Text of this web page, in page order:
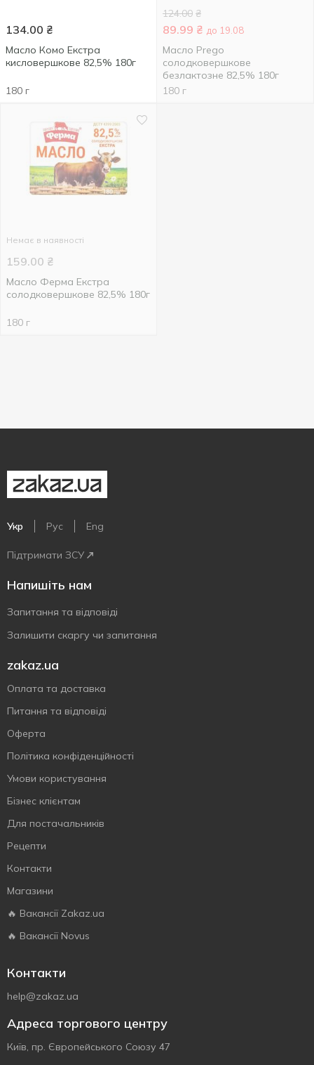
134.00 ₴
Масло Комо Екстра
кисловершкове 82,5% 180г
180 г
124.00 ₴
89.99 ₴ до 19.08
Масло Prego
солодковершкове
безлактозне 82,5% 180г
180 г
Немає в наявності
159.00 ₴
Масло Ферма Екстра
солодковершкове 82,5% 180г
180 г
Укр Рус Eng
Підтримати ЗСУ
Напишіть нам
Запитання та відповіді
Залишити скаргу чи запитання
zakaz.ua
Оплата та доставка
Питання та відповіді
Оферта
Політика конфіденційності
Умови користування
Бізнес клієнтам
Для постачальників
Рецепти
Контакти
Магазини
🔥 Вакансії Zakaz.ua
🔥 Вакансії Novus
Контакти
help@zakaz.ua
Адреса торгового центру
Київ, пр. Європейського Союзу 47